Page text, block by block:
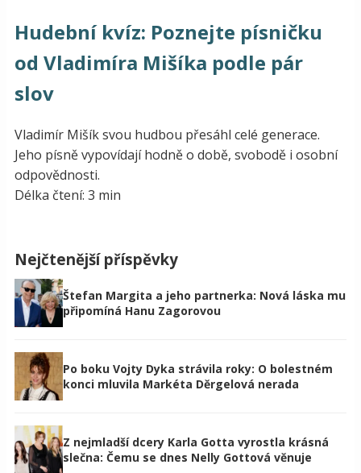
Hudební kvíz: Poznejte písničku
od Vladimíra Mišíka podle pár
slov
Vladimír Mišík svou hudbou přesáhl celé generace.
Jeho písně vypovídají hodně o době, svobodě i osobní
odpovědnosti.
Délka čtení: 3 min
Nejčtenější příspěvky
Štefan Margita a jeho partnerka: Nová láska mu
připomíná Hanu Zagorovou
Po boku Vojty Dyka strávila roky: O bolestném
konci mluvila Markéta Děrgelová nerada
Z nejmladší dcery Karla Gotta vyrostla krásná
slečna: Čemu se dnes Nelly Gottová věnuje